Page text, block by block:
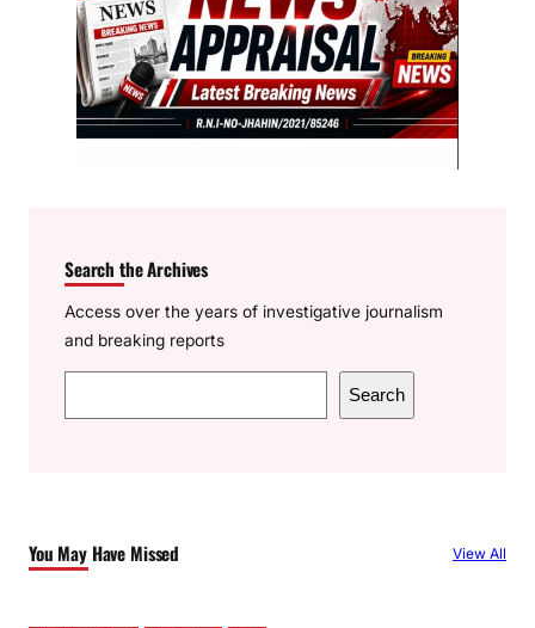
Search the Archives
Access over the years of investigative journalism
and breaking reports
e
h
Search
You May Have Missed View All